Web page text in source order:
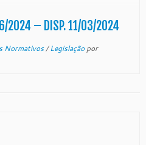
2024 – DISP. 11/03/2024
Normativos/Legislaçãopor